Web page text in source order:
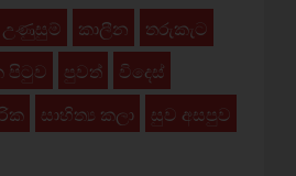
උණුසුම් කාලීන
තරුකැට
පිටුව පුවත්
විදෙස්
සාහිත්‍ය කලා සුව අසපුව